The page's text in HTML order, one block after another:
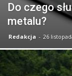
Do czego
metalu?
Redakcja - 26